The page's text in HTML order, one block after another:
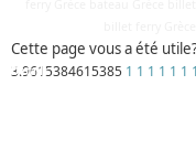
Cette page vous a été
3.9615384615385 1 1 1 1 1 1 1
Détails